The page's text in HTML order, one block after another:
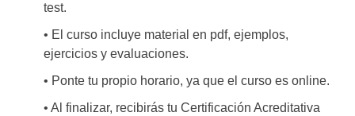
test.
• El curso incluye material en pdf, ejemplos,
ejercicios y evaluaciones.
• Ponte tu propio horario, ya que el curso es online.
• Al finalizar, recibirás tu Certificación Acreditativa